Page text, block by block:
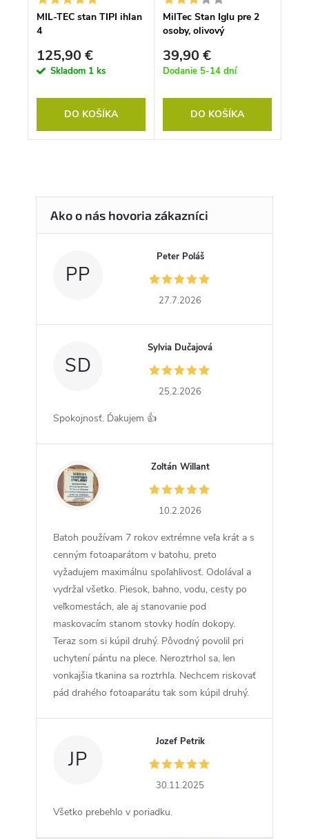
MIL-TEC stan TIPI ihlan
4
125,90 €
Skladom 1 ks
DO KOŠÍKA
MilTec Stan Iglu pre 2
osoby, olivový
39,90 €
Dodanie 5-14 dní
DO KOŠÍKA
PP
Peter Poláš
27.7.2026
SD
Sylvia Dučajová
25.2.2026
Spokojnosť. Ďakujem 👍
ZW
Zoltán Willant
10.2.2026
Batoh používam 7 rokov extrémne veľa krát a s
cenným fotoaparátom v batohu, preto
vyžadujem maximálnu spoľahlivosť. Odolával a
vydržal všetko. Piesok, bahno, vodu, cesty po
veľkomestách, ale aj stanovanie pod
maskovacím stanom stovky hodín dokopy.
Teraz som si kúpil druhý. Pôvodný povolil pri
uchytení pántu na plece. Neroztrhol sa, len
vonkajšia tkanina sa roztrhla. Nechcem riskovať
pád drahého fotoaparátu tak som kúpil druhý.
JP
Jozef Petrik
30.11.2025
Všetko prebehlo v poriadku.